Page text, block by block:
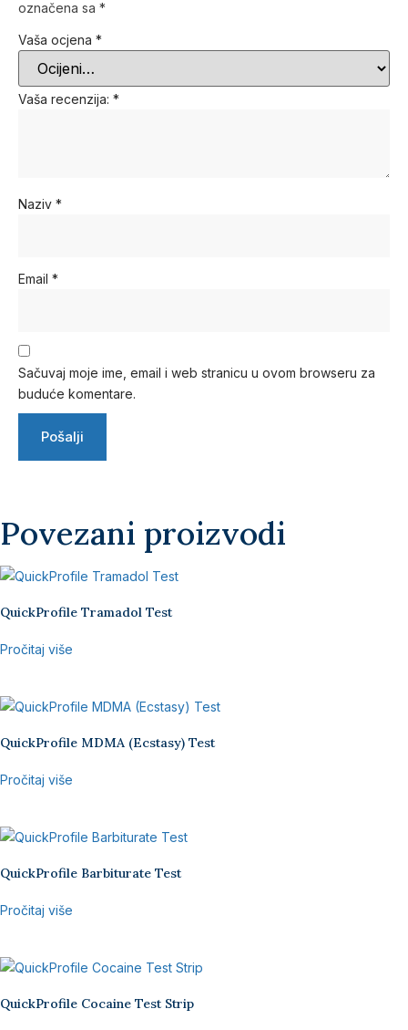
označena sa *
Vaša ocjena *
Vaša recenzija: *
Naziv *
Email *
Sačuvaj moje ime, email i web stranicu u ovom browseru za
buduće komentare.
Povezani proizvodi
QuickProfile Tramadol Test
Pročitaj više
QuickProfile MDMA (Ecstasy) Test
Pročitaj više
QuickProfile Barbiturate Test
Pročitaj više
QuickProfile Cocaine Test Strip